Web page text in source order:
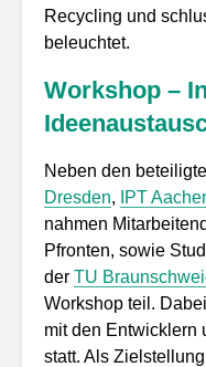
Recycling und
beleuchtet.
Workshop –
Neben den
Dresden, IPT
nahmen
Pfronten, sowie
der TU
Workshop teil.
mit den Entwicklern
statt. Als